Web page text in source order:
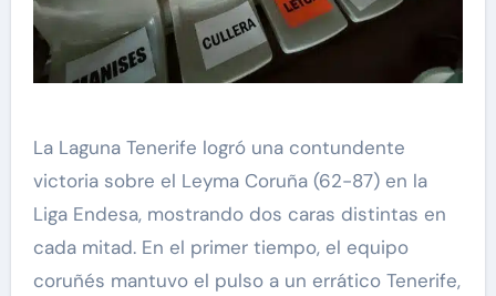
La Laguna Tenerife logró una contundente
victoria sobre el Leyma Coruña (62-87) en la
Liga Endesa, mostrando dos caras distintas en
cada mitad. En el primer tiempo, el equipo
coruñés mantuvo el pulso a un errático Tenerife,